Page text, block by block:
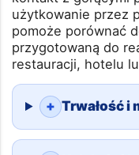
Zastawa stołowa w
dekoracyjny, ale
codziennej pracy.
cykli mycia w
użytkowanie przez
pomoże porównać
przygotowaną do
restauracji, hotelu